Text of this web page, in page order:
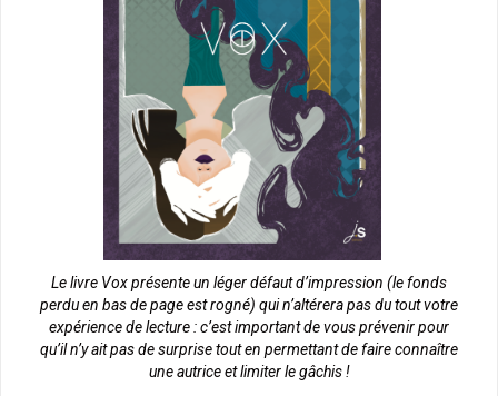
Le livre Vox présente un léger défaut d’impression (le fonds
perdu en bas de page est rogné) qui n’altérera pas du tout votre
expérience de lecture : c’est important de vous prévenir pour
qu’il n’y ait pas de surprise tout en permettant de faire connaître
une autrice et limiter le gâchis !